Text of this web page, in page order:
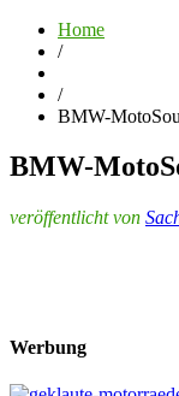
Home
/
/
BMW-
BMW-
veröffentlicht von
Werbung